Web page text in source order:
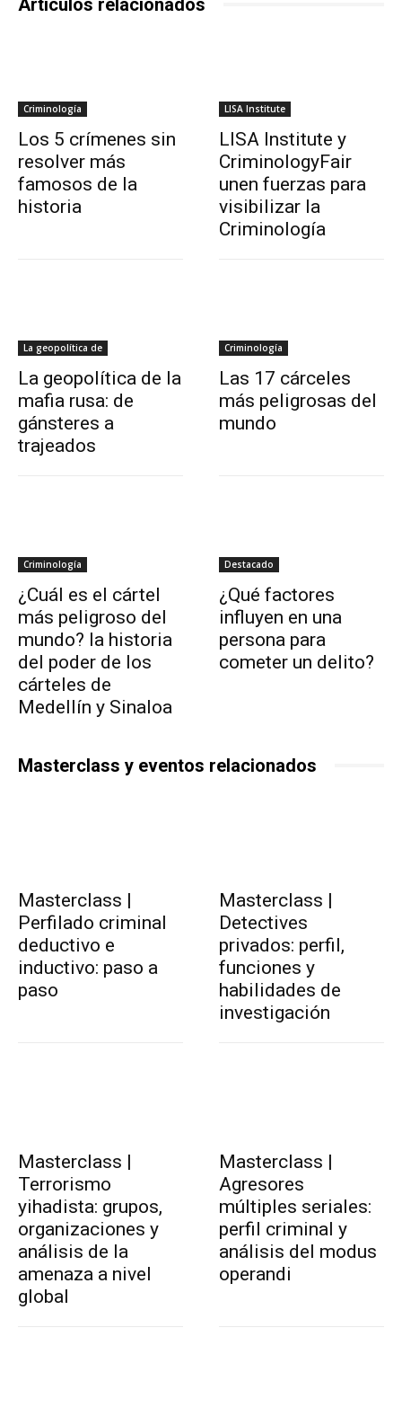
Criminología
Los 5 crímenes sin
resolver más
famosos de la
historia
LISA Institute
LISA Institute y
CriminologyFair
unen fuerzas para
visibilizar la
Criminología
La geopolítica de
La geopolítica de la
mafia rusa: de
gánsteres a
trajeados
Criminología
Las 17 cárceles
más peligrosas del
mundo
Criminología
¿Cuál es el cártel
más peligroso del
mundo? la historia
del poder de los
cárteles de
Medellín y Sinaloa
Destacado
¿Qué factores
influyen en una
persona para
cometer un delito?
Masterclass y eventos relacionados
Masterclass |
Perfilado criminal
deductivo e
inductivo: paso a
paso
Masterclass |
Detectives
privados: perfil,
funciones y
habilidades de
investigación
Masterclass |
Terrorismo
yihadista: grupos,
organizaciones y
análisis de la
amenaza a nivel
global
Masterclass |
Agresores
múltiples seriales:
perfil criminal y
análisis del modus
operandi